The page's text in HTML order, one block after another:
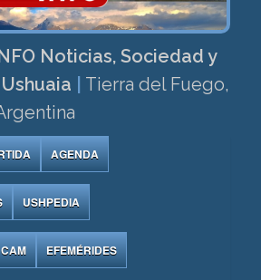
Noticias, Sociedad y
Tierra del Fuego,
AGENDA
USHPEDIA
EFEMÉRIDES